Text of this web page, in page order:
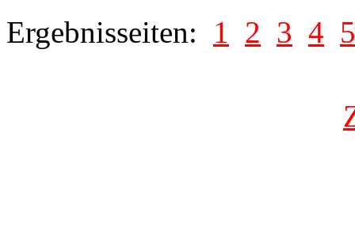
Ergebnisseiten: 1 2 3 4 5